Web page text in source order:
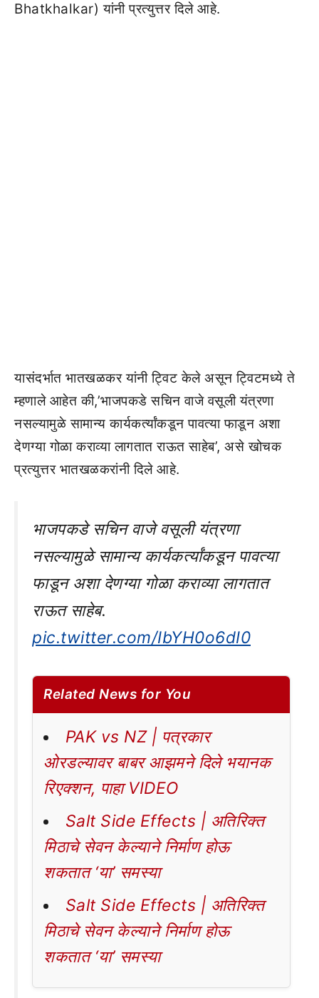
Bhatkhalkar) यांनी प्रत्युत्तर दिले आहे.
यासंदर्भात भातखळकर यांनी ट्विट केले असून ट्विटमध्ये ते
म्हणाले आहेत की,’भाजपकडे सचिन वाजे वसूली यंत्रणा
नसल्यामुळे सामान्य कार्यकर्त्यांकडून पावत्या फाडून अशा
देणग्या गोळा कराव्या लागतात राऊत साहेब’, असे खोचक
प्रत्युत्तर भातखळकरांनी दिले आहे.
भाजपकडे सचिन वाजे वसूली यंत्रणा
नसल्यामुळे सामान्य कार्यकर्त्यांकडून पावत्या
फाडून अशा देणग्या गोळा कराव्या लागतात
राऊत साहेब.
pic.twitter.com/IbYH0o6dI0
Related News for You
PAK vs NZ | पत्रकार
ओरडल्यावर बाबर आझमने दिले भयानक
रिएक्शन, पाहा VIDEO
Salt Side Effects | अतिरिक्त
मिठाचे सेवन केल्याने निर्माण होऊ
शकतात ‘या’ समस्या
Salt Side Effects | अतिरिक्त
मिठाचे सेवन केल्याने निर्माण होऊ
शकतात ‘या’ समस्या